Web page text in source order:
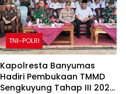
TNI-POLRI
Kapolresta Banyumas
Hadiri Pembukaan TMMD
Sengkuyung Tahap III 2026